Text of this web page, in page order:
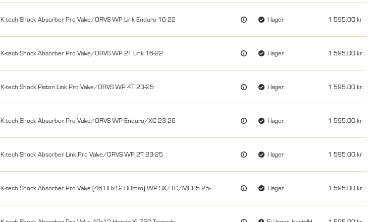
K-tech Shock Absorber Pro Valve/ORVS WP Link Enduro 16-22 I lager 1 595.00
K-tech Shock Absorber Pro Valve/ORVS WP 2T Link 16-22 I lager 1 595.00
K-tech Shock Piston Link Pro Valve/ORVS WP 4T 23-25 I lager 1 595.00
K-tech Shock Absorber Pro Valve/ORVS WP Enduro/XC 23-26 I lager 1 595.00
K-tech Shock Absorber Link Pro Valve/ORVS WP 2T 23-25 I lager 1 595.00
K-tech Shock Absorber Pro Valve (46.00x12.00mm) WP SX/TC/MC85 25- I lager 1 595.00